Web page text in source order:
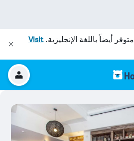
متوفر أيضاً باللغة الإنجليزية.Visit